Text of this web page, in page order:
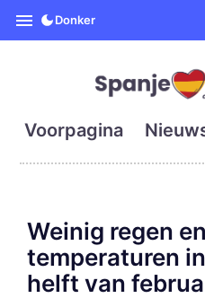
Donker
Voorpagina
Weinig regen
temperaturen
helft van